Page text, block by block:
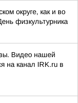
округе, как и во
физкультурника
Видео нашей
на канал IRK.ru в